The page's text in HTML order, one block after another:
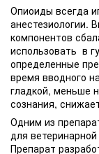
Опиоиды всегда
анестезиологии.
компонентов
использовать в
определенные
время вводного
гладкой, меньше
сознания,
Одним из
для
Препарат